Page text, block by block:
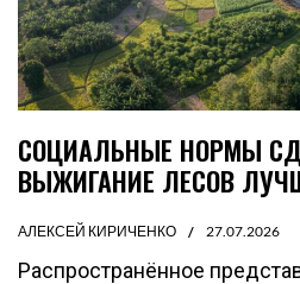
СОЦИАЛЬНЫЕ НОРМЫ
ВЫЖИГАНИЕ ЛЕСОВ
АЛЕКСЕЙ КИРИЧЕНКО 27.07.2026
Распространённое